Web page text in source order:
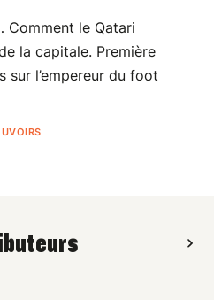
Comment le Qatari
la capitale. Première
sur l’empereur du foot